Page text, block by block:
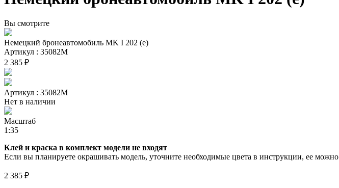
Вы смотрите
Немецкий бронеавтомобиль MK I 202 (e)
Артикул : 35082М
2 385 ₽
Артикул : 35082М
Нет в наличии
Масштаб
1:35
Клей и краска в комплект модели не входят
Если вы планируете окрашивать модель, уточните необходимые цвета в инструкции, ее
2 385 ₽